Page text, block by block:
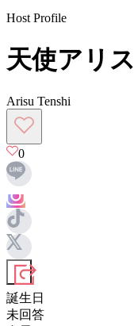
Host Profile
天使アリス
Arisu Tenshi
0
誕生日
未回答